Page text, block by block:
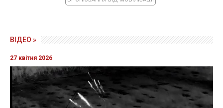
ВІДЕО »
27 квітня 2026